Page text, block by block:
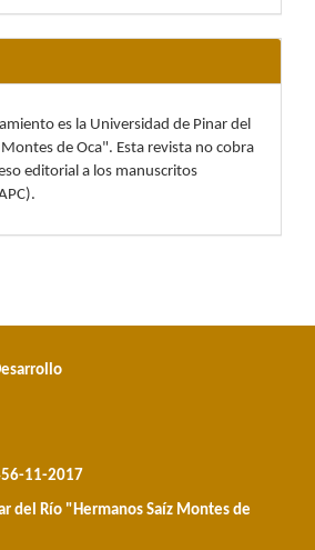
es la Universidad de Pinar del
Montes de Oca". Esta revista no cobra
editorial a los manuscritos
11-2017
del Río "Hermanos Saíz Montes de